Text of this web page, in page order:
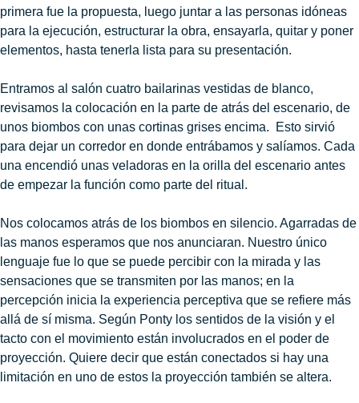
primera fue la propuesta, luego juntar a las personas idóneas
para la ejecución, estructurar la obra, ensayarla, quitar y poner
elementos, hasta tenerla lista para su presentación.
Entramos al salón cuatro bailarinas vestidas de blanco,
revisamos la colocación en la parte de atrás del escenario, de
unos biombos con unas cortinas grises encima. Esto sirvió
para dejar un corredor en donde entrábamos y salíamos. Cada
una encendió unas veladoras en la orilla del escenario antes
de empezar la función como parte del ritual.
Nos colocamos atrás de los biombos en silencio. Agarradas de
las manos esperamos que nos anunciaran. Nuestro único
lenguaje fue lo que se puede percibir con la mirada y las
sensaciones que se transmiten por las manos; en la
percepción inicia la experiencia perceptiva que se refiere más
allá de sí misma. Según Ponty los sentidos de la visión y el
tacto con el movimiento están involucrados en el poder de
proyección. Quiere decir que están conectados si hay una
limitación en uno de estos la proyección también se altera.